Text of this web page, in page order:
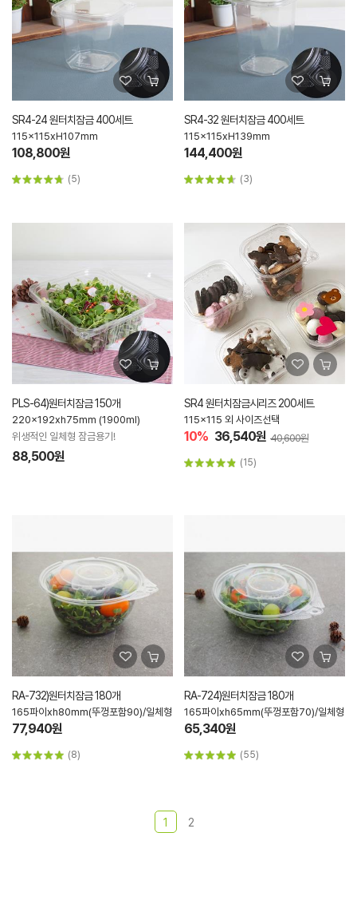
SR4-24 원터치잠금 400세트
115x115xH107mm
108,800원
(5)
SR4-32 원터치잠금 400세트
115x115xH139mm
144,400원
(3)
PLS-64)원터치잠금 150개
220x192xh75mm (1900ml)
위생적인 일체형 잠금용기!
88,500원
SR4 원터치잠금시리즈 200세트
115x115 외 사이즈선택
10% 36,540원 40,600원
(15)
RA-732)원터치잠금 180개
165파이xh80mm(뚜껑포함90)/일체형
77,940원
(8)
RA-724)원터치잠금 180개
165파이xh65mm(뚜껑포함70)/일체형
65,340원
(55)
1 2